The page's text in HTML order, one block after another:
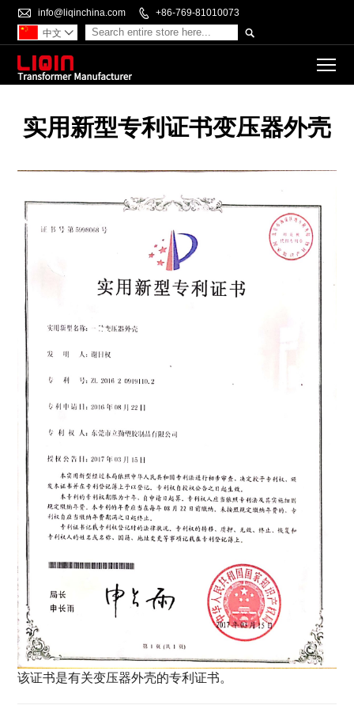
 info@liqinchina.com  +86-769-81010073

中文 
实用新型专利证书变压器外壳
该证书是有关变压器外壳的专利证书。